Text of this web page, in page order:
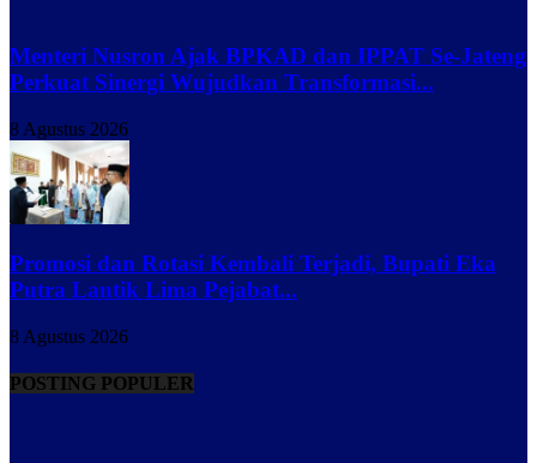
Menteri Nusron Ajak BPKAD dan IPPAT Se-Jateng
Perkuat Sinergi Wujudkan Transformasi...
8 Agustus 2026
Promosi dan Rotasi Kembali Terjadi, Bupati Eka
Putra Lantik Lima Pejabat...
8 Agustus 2026
POSTING POPULER